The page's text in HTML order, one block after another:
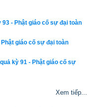
chết đứt đầu trong 500
đâu.
hay không giết tôi, hôm
cùng đường với mi.
93 - Phật giáo cố sự đại toàn
giáo cố sự đại toàn
kỳ 91 - Phật giáo cố sự
Xem tiếp...